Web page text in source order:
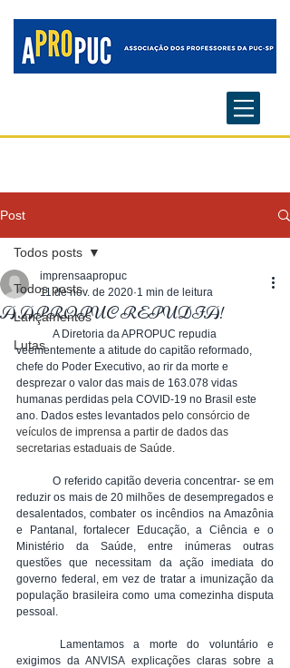
Post
Todos posts
Lançamentos
Lutas
Todos posts
A APROPUC REPUDIA!
imprensaapropuc
11 de nov. de 2020 1 min de leitura
veementemente a atitude do capitão reformado,
chefe do Poder Executivo, ao rir da morte e
desprezar o valor das mais de 163.078 vidas
humanas perdidas pela COVID-19 no Brasil este
ano. Dados estes levantados pelo consórcio de
veículos de imprensa a partir de dados das
secretarias estaduais de Saúde.
	O referido capitão deveria concentrar- se em
reduzir os mais de 20 milhões de desempregados e
desalentados, combater os incêndios na Amazônia
e Pantanal, fortalecer Educação, a Ciência e o
Ministério da Saúde, entre inúmeras outras
questões que necessitam da ação imediata do
governo federal, em vez de tratar a imunização da
população brasileira como uma comezinha disputa
pessoal.
exigimos da ANVISA explicações claras sobre a